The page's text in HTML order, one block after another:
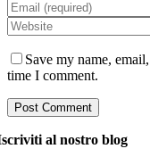
Save my name,
time I comment.
al nostro blog